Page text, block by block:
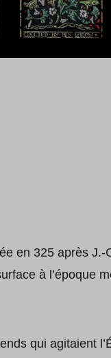
en 325 après J.-
à l’époque
qui agitaient